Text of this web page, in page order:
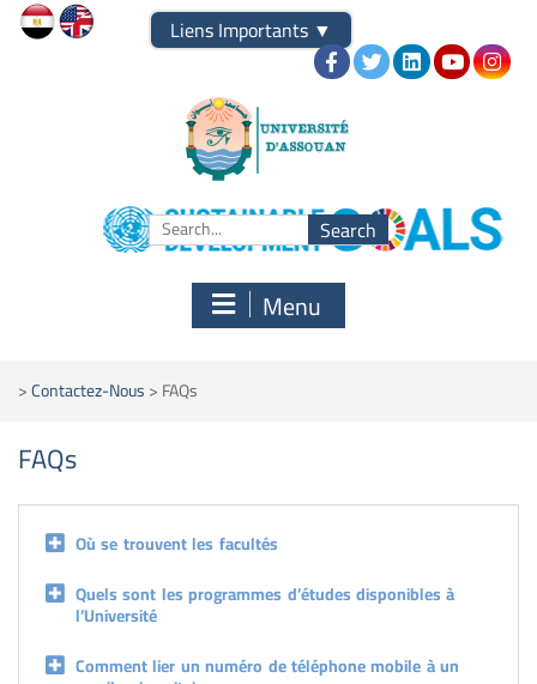
Liens Importants ▼
Menu
>Contactez-Nous>FAQs
FAQs
Où se trouvent les facultés
Quels sont les programmes d’études disponibles à
l’Université
Comment lier un numéro de téléphone mobile à un